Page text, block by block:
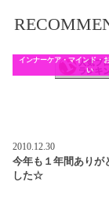
インナーケア・マインド・
い
2010.12.30
今年も１年間ありが
した☆